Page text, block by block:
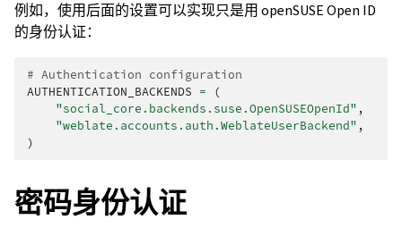
例如，使用后面的设置可以实现只是用 openSUSE Open ID
的身份认证：
# Authentication configuration
AUTHENTICATION_BACKENDS =
(
"social_core.backends.suse.OpenSUSEOpenId" ,
"weblate.accounts.auth.WeblateUserBackend" ,
)
密码身份认证